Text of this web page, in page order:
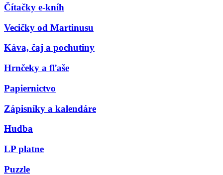
Čítačky e-kníh
Vecičky od Martinusu
Káva, čaj a pochutiny
Hrnčeky a fľaše
Papiernictvo
Zápisníky a kalendáre
Hudba
LP platne
Puzzle